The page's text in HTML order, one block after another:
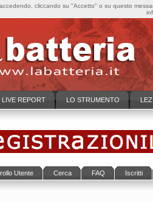
LIVE REPORT LO STRUMENTO
Utente Cerca FAQ Iscritti
cliccando su "Accetto" o su questo